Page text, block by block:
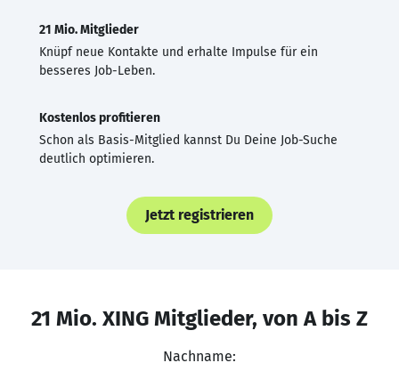
21 Mio. Mitglieder
Knüpf neue Kontakte und erhalte Impulse für ein
besseres Job-Leben.
Kostenlos profitieren
Schon als Basis-Mitglied kannst Du Deine Job-Suche
deutlich optimieren.
Jetzt registrieren
21 Mio. XING Mitglieder, von A bis Z
Nachname: